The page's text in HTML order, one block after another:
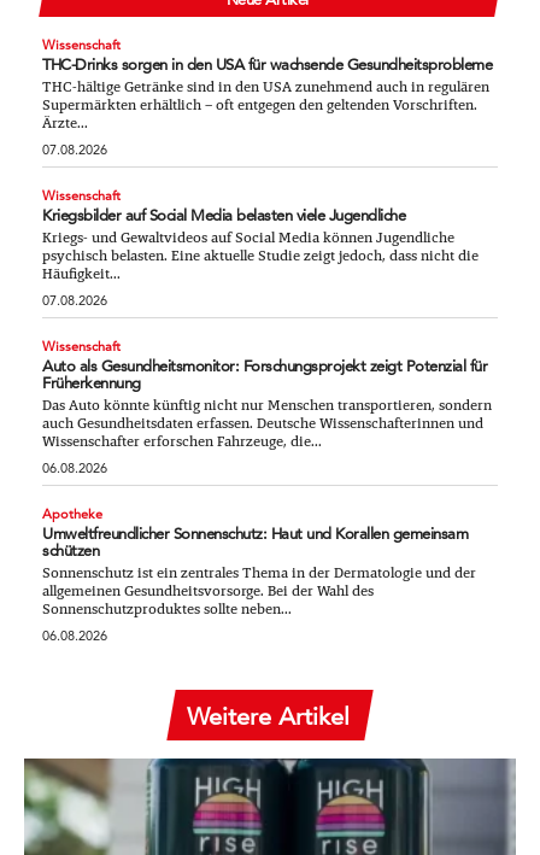
Wissenschaft
THC-Drinks sorgen in den USA für wachsende Gesundheitsprobleme
THC-hältige Getränke sind in den USA zunehmend auch in regulären
Supermärkten erhältlich – oft entgegen den geltenden Vorschriften.
Ärzte...
07.08.2026
Wissenschaft
Kriegsbilder auf Social Media belasten viele Jugendliche
Kriegs- und Gewaltvideos auf Social Media können Jugendliche
psychisch belasten. Eine aktuelle Studie zeigt jedoch, dass nicht die
Häufigkeit...
07.08.2026
Wissenschaft
Auto als Gesundheitsmonitor: Forschungsprojekt zeigt Potenzial für
Früherkennung
Das Auto könnte künftig nicht nur Menschen transportieren, sondern
auch Gesundheitsdaten erfassen. Deutsche Wissenschafterinnen und
Wissenschafter erforschen Fahrzeuge, die...
06.08.2026
Apotheke
Umweltfreundlicher Sonnenschutz: Haut und Korallen gemeinsam
schützen
Sonnenschutz ist ein zentrales Thema in der Dermatologie und der
allgemeinen Gesundheitsvorsorge. Bei der Wahl des
Sonnenschutzproduktes sollte neben...
06.08.2026
Weitere Artikel